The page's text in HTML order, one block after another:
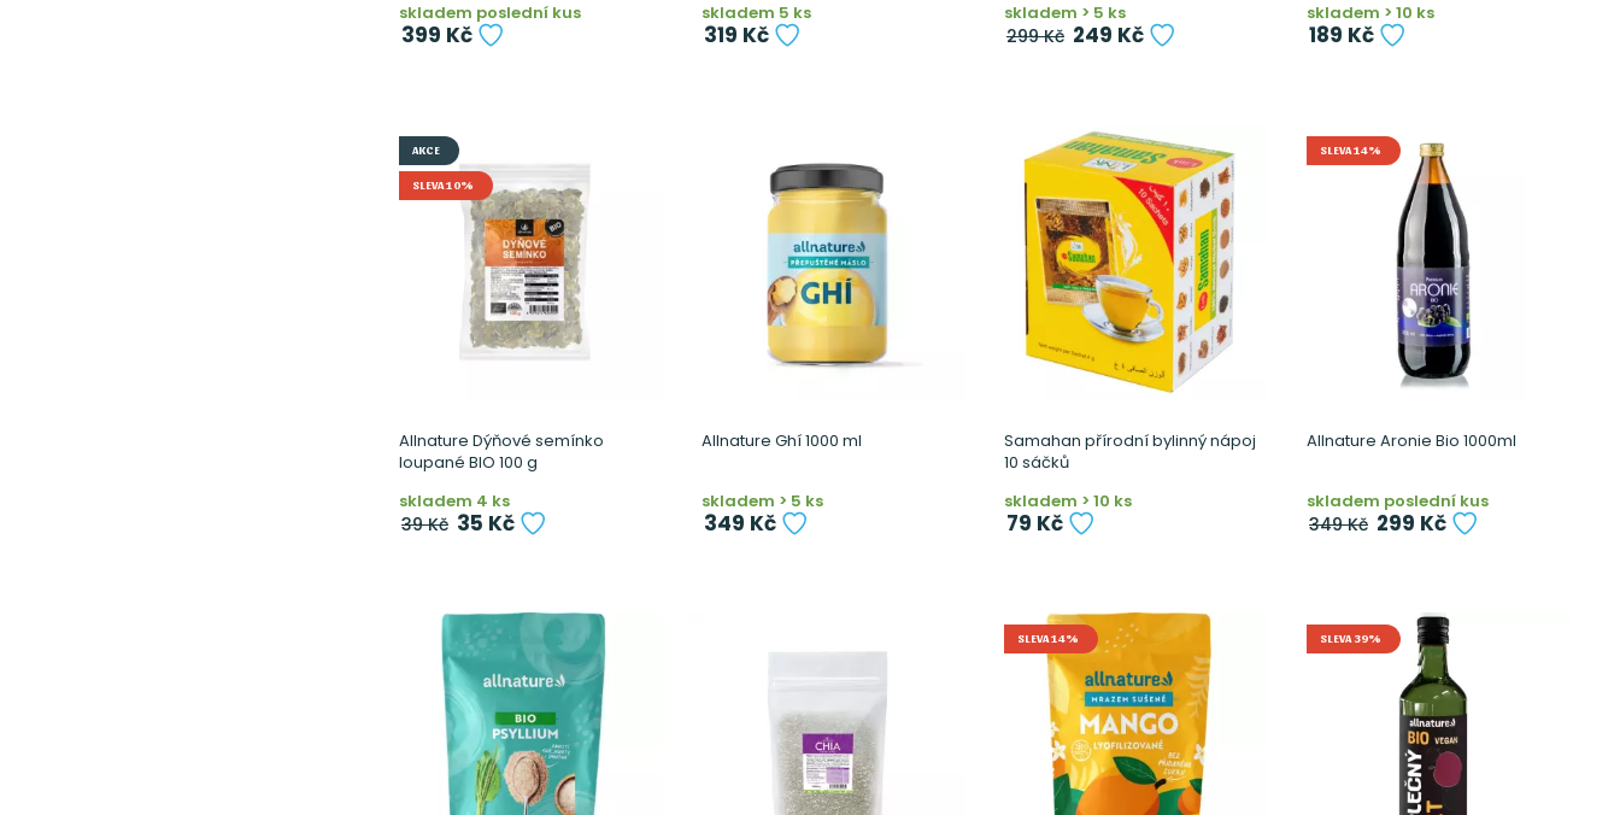
skladem poslední kus
399 Kč
skladem 5 ks
319 Kč
skladem > 5 ks
299 Kč 249 Kč
skladem > 10 ks
189 Kč
AKCE
SLEVA 10%
Allnature Dýňové semínko
loupané BIO 100 g
skladem 4 ks
39 Kč 35 Kč
Allnature Ghí 1000 ml
skladem > 5 ks
349 Kč
Samahan přírodní bylinný nápoj
10 sáčků
skladem > 10 ks
79 Kč
SLEVA 14%
Allnature Aronie Bio 1000ml
skladem poslední kus
349 Kč 299 Kč
SLEVA 14% SLEVA 39%